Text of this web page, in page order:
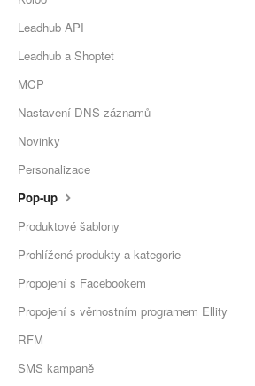
Leadhub API
Leadhub a Shoptet
MCP
Nastavení DNS záznamů
Novinky
Personalizace
Pop-up
Produktové šablony
Prohlížené produkty a kategorie
Propojení s Facebookem
Propojení s věrnostním programem Ellity
RFM
SMS kampaně